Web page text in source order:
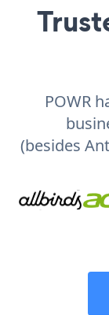
POWR
(besides